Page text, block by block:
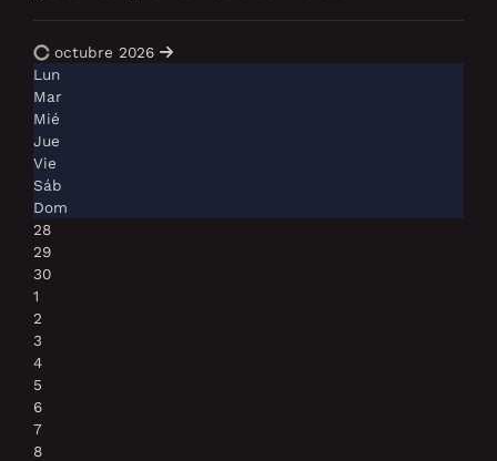
octubre 2026
Lun
Mar
Mié
Jue
Vie
Sáb
Dom
28
29
30
1
2
3
4
5
6
7
8